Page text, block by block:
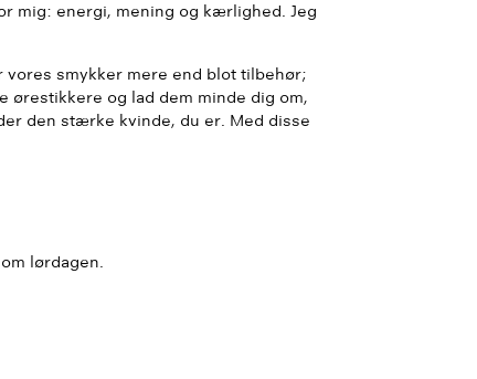
mig: energi, mening og kærlighed. Jeg
vores smykker mere end blot tilbehør;
og lad dem minde dig om,
den stærke kvinde, du er. Med disse
lørdagen.